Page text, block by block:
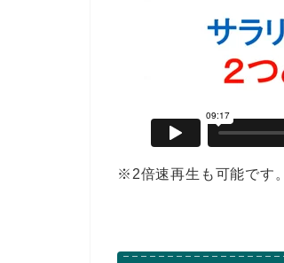
※2倍速再生も可能です。